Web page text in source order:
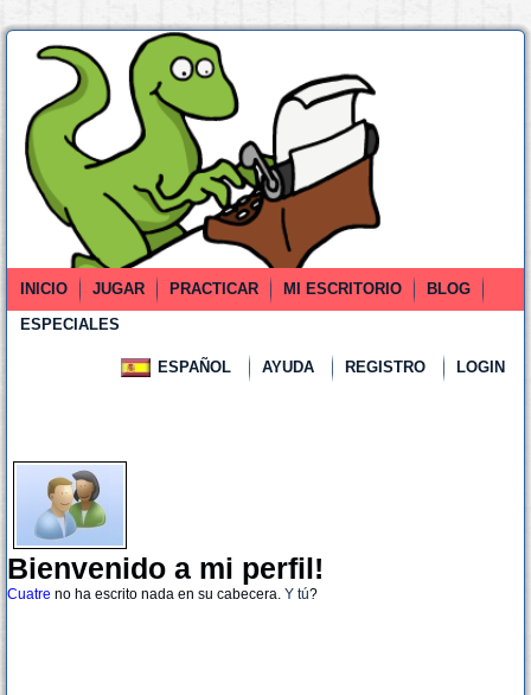
INICIO JUGAR PRACTICAR MI ESCRITORIO
BLOG
ESPECIALES
ESPAÑOL AYUDA REGISTRO LOGIN
Bienvenido a mi perfil!
Cuatre no ha escrito nada en su cabecera. Y tú?